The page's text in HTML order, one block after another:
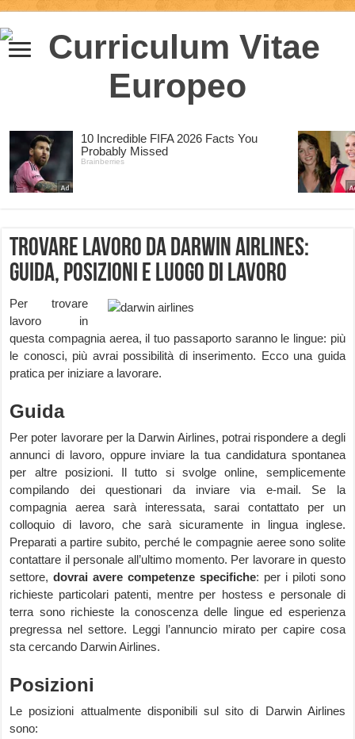
Trovare lavoro da Darwin Airlines:
guida, posizioni e luogo di lavoro
Per trovare
lavoro in
questa compagnia aerea, il tuo passaporto saranno le lingue: più
le conosci, più avrai possibilità di inserimento. Ecco una guida
pratica per iniziare a lavorare.
Guida
Per poter lavorare per la Darwin Airlines, potrai rispondere a degli
annunci di lavoro, oppure inviare la tua candidatura spontanea
per altre posizioni. Il tutto si svolge online, semplicemente
compilando dei questionari da inviare via e-mail. Se la
compagnia aerea sarà interessata, sarai contattato per un
colloquio di lavoro, che sarà sicuramente in lingua inglese.
Preparati a partire subito, perché le compagnie aeree sono solite
contattare il personale all’ultimo momento. Per lavorare in questo
settore,dovrai avere competenze specifiche: per i piloti sono
richieste particolari patenti, mentre per hostess e personale di
terra sono richieste la conoscenza delle lingue ed esperienza
pregressa nel settore. Leggi l’annuncio mirato per capire cosa
sta cercando Darwin Airlines.
Posizioni
Le posizioni attualmente disponibili sul sito di Darwin Airlines
sono: